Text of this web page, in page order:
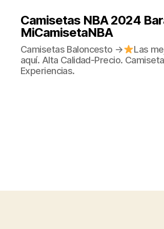
Camisetas NBA 2024
MiCamisetaNBA
Camisetas Baloncesto →
Las
aquí. Alta Calidad-Precio.
Experiencias.